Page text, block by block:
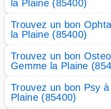
la Plaine (85400)
Trouvez un bon
la Plaine (85400)
Trouvez un bon
Gemme la Plaine
Trouvez un bon Psy
Plaine (85400)